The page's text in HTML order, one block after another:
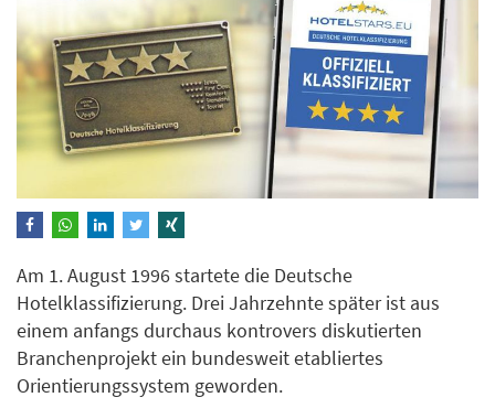
Am 1. August 1996 startete die Deutsche
Hotelklassifizierung. Drei Jahrzehnte später ist aus
einem anfangs durchaus kontrovers diskutierten
Branchenprojekt ein bundesweit etabliertes
Orientierungssystem geworden.